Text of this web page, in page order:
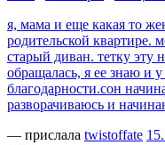
я, мама и еще какая то
родительской квартире.
старый диван. тетку эту
обращалась, я ее знаю и
благодарности.сон
разворачиваюсь и
— прислала twistoffate